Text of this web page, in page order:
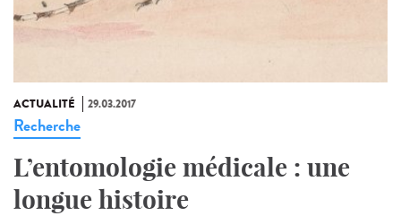
ACTUALITÉ 29.03.2017
Recherche
L’entomologie médicale : une
longue histoire